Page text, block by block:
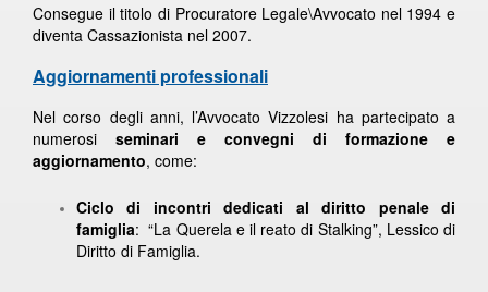
Consegue il titolo di Procuratore Legale\Avvocato nel 1994 e
diventa Cassazionista nel 2007.
Aggiornamenti professionali
Nel corso degli anni, l’Avvocato Vizzolesi ha partecipato a
numerosi seminari e convegni di formazione e
aggiornamento, come:
Ciclo di incontri dedicati al diritto penale di
famiglia: “La Querela e il reato di Stalking”, Lessico di
Diritto di Famiglia.